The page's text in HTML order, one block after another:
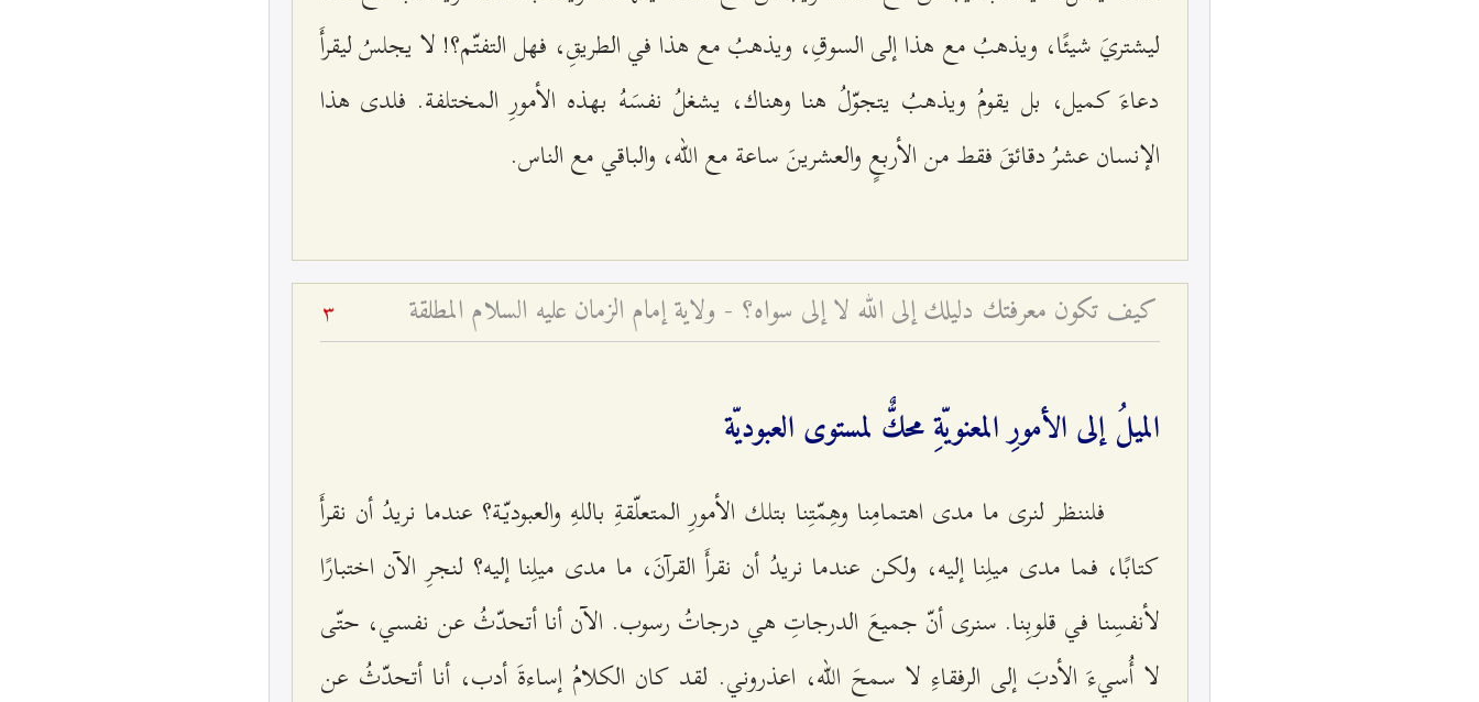
ليشتريَ شيئًا، ويذهبُ مع هذا إلى السوقِ، ويذهبُ مع هذا في الطريقِ، فهل التفتّم؟! لا يجلسُ ليقرأَ
دعاءَ كميل، بل يقومُ ويذهبُ يتجوّلُ هنا وهناك، يشغلُ نفسَهُ بهذه الأمورِ المختلفة. فلدى هذا
الإنسان عشرُ دقائقَ فقط من الأربعٍ والعشرينَ ساعة مع الله، والباقي مع الناس.
كيف تكون معرفتك دليلك إلى الله لا إلى سواه؟ - ولاية إمام الزمان عليه السلام المطلقة 3
الميلُ إلى الأمورِ المعنويّةِ محكٌّ لمستوى العبوديّة
فلننظر لنرى ما مدى اهتمامِنا وهِمّتِنا بتلك الأمورِ المتعلّقةِ باللهِ والعبوديّة؟ عندما نريدُ أن نقرأَ
كتابًا، فما مدى ميلِنا إليه، ولكن عندما نريدُ أن نقرأَ القرآنَ، ما مدى ميلِنا إليه؟ لنجرِ الآن اختبارًا
لأنفسِنا في قلوبِنا. سنرى أنّ جميعَ الدرجاتِ هي درجاتُ رسوب. الآن أنا أتحدّثُ عن نفسي، حتّى
لا أُسيءَ الأدبَ إلى الرفقاءِ لا سمحَ الله، اعذروني. لقد كان الكلامُ إساءةَ أدب، أنا أتحدّثُ عن